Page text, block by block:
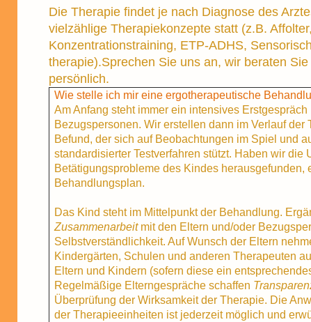
Die Therapie findet je nach Diagnose des
vielzählige Therapiekonzepte statt (z.B.
Konzentrationstraining, ETP-ADHS,
therapie).Sprechen Sie uns an, wir beraten
persönlich.
Wie stelle ich mir eine ergotherapeutische
Am Anfang steht immer ein intensives
Bezugspersonen. Wir erstellen dann im Verlauf
Befund, der sich auf Beobachtungen im Spiel und
standardisierter Testverfahren stützt. Haben wir die
Betätigungsprobleme des Kindes
Behandlungsplan.
Das Kind steht im Mittelpunkt der Behandlung.
Zusammenarbeitmit den Eltern und/oder
Selbstverständlichkeit. Auf Wunsch der Eltern
Kindergärten, Schulen und anderen Therapeuten
Eltern und Kindern (sofern diese ein
Regelmäßige Elterngespräche schaffen
Überprüfung der Wirksamkeit der Therapie. Die
der Therapieeinheiten ist jederzeit möglich und